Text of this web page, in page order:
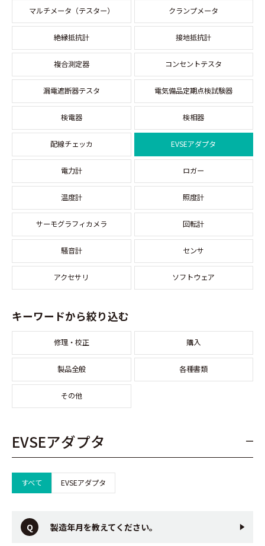
マルチメータ（テスター） クランプメータ
絶縁抵抗計 接地抵抗計
複合測定器 コンセントテスタ
漏電遮断器テスタ 電気備品定期点検試験器
検電器 検相器
配線チェッカ EVSEアダプタ
電力計 ロガー
温度計 照度計
サーモグラフィカメラ 回転計
騒音計 センサ
アクセサリ ソフトウェア
キーワードから絞り込む
修理・校正 購入
製品全般 各種書類
その他
EVSEアダプタ
すべて EVSEアダプタ
製造年月を教えてください。